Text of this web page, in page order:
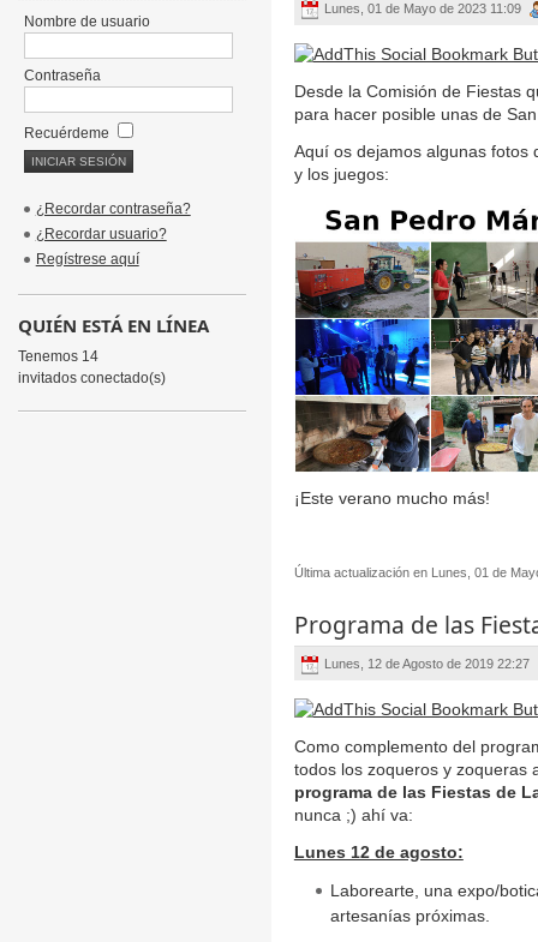
Lunes, 01 de Mayo de 2023 11:09
Desde la Comisión de Fiestas
para hacer posible unas de
Aquí os dejamos algunas fotos
y los juegos:
¡Este verano mucho más!
Última actualización en Lunes, 01 de
Programa de las
Lunes, 12 de Agosto de 2019 22:27
Como complemento del
todos los zoqueros y zoqueras
programa de las Fiestas de
nunca ;) ahí va:
Lunes 12 de agosto:
Laborearte, una expo/
artesanías próximas.
Nombre de usuario
Contraseña
Recuérdeme
¿Recordar contraseña?
¿Recordar usuario?
Regístrese aquí
QUIÉN ESTÁ EN LÍNEA
Tenemos 14
invitados conectado(s)